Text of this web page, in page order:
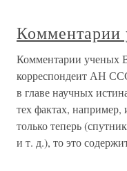
Комментарии
Комментарии
корреспондеит АН
в главе научных
тех фактах,
только теперь
и т. д.), то это